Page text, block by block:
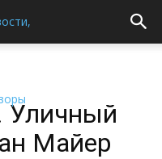
Уличный
Майер